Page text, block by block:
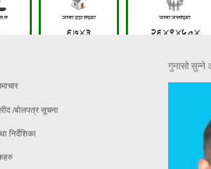
/बोलपत्र सूचना
निर्देशिका
गुनासो सुन्ने